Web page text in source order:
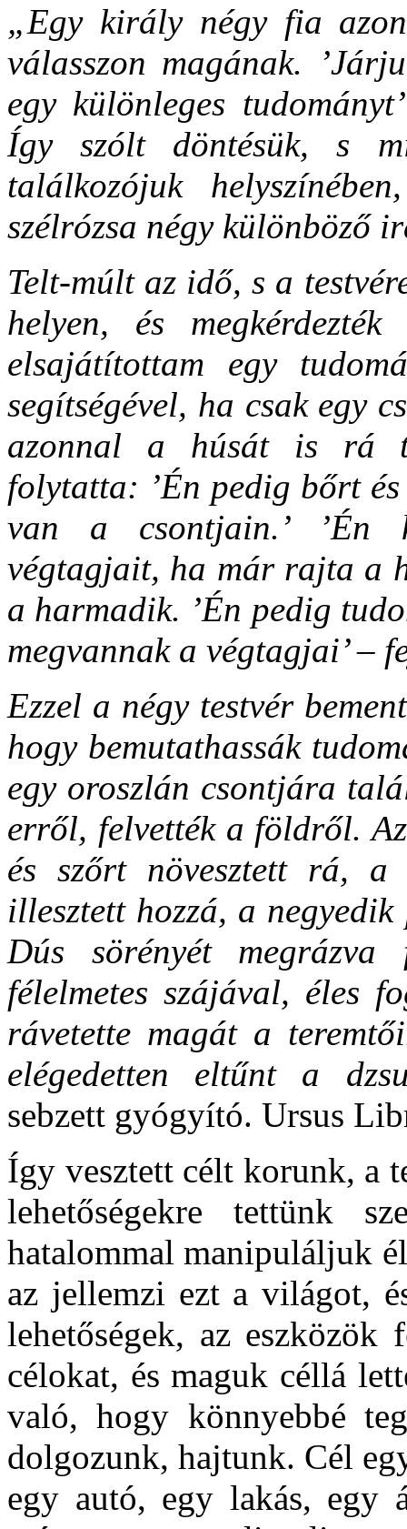
„Egy király négy fia
válasszon magának.
egy különleges
Így szólt döntésük, s
találkozójuk
szélrózsa négy különböző
Telt-múlt az idő, s a
helyen, és
elsajátítottam egy
segítségével, ha csak egy
azonnal a húsát is rá
folytatta: ’Én pedig bőrt
van a csontjain.’ ’Én
végtagjait, ha már rajta a
a harmadik. ’Én pedig
megvannak a végtagjai’ –
Ezzel a négy testvér
hogy bemutathassák
egy oroszlán csontjára
erről, felvették a földről.
és szőrt növesztett rá, a
illesztett hozzá, a
Dús sörényét
félelmetes szájával, éles
rávetette magát a
elégedetten eltűnt a
sebzett gyógyító. Ursus
Így vesztett célt korunk, a
lehetőségekre tettünk
hatalommal manipuláljuk
az jellemzi ezt a világot,
lehetőségek, az
célokat, és maguk céllá
való, hogy könnyebbé
dolgozunk, hajtunk. Cél
egy autó, egy lakás, egy